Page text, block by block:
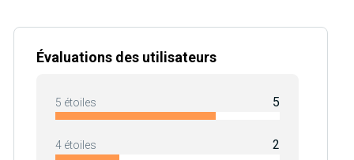
Évaluations des utilisateurs
5 étoiles 5
4 étoiles 2